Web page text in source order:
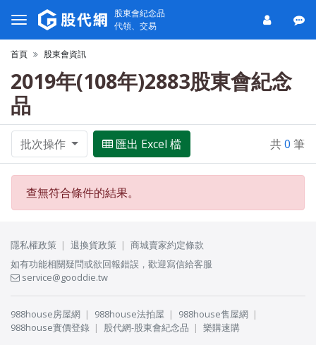
股東會紀念品
代領、交易
首頁 股東會資訊
2019年(108年)2883股東會紀念
品
批次操作 匯出 Excel 檔 共0 筆
查無符合條件的結果。
隱私權政策 退換貨政策
商城賣家約定條款
如有功能相關疑問或欲回報錯誤，歡迎寫信給客服
service@gooddie.tw
988house房屋網 988house法拍屋
988house售屋網
988house實價登錄
股代網-股東會紀念品
樂購速購